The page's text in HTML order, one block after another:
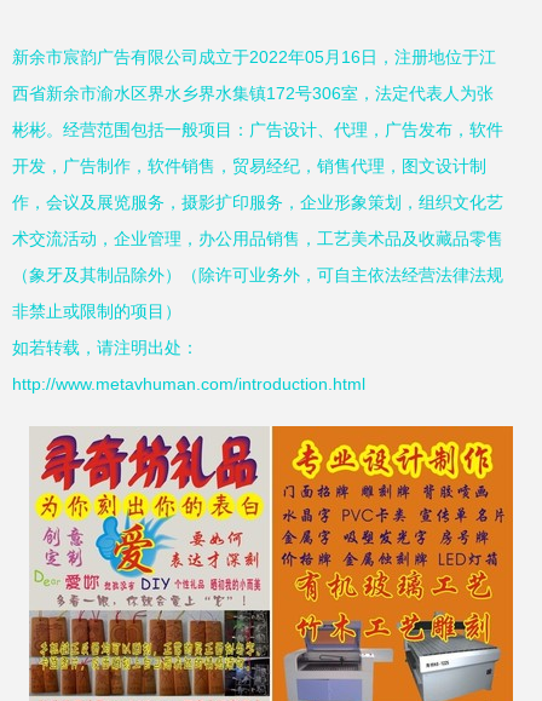
新余市宸韵广告有限公司成立于2022年05月16日，注册地位于江
西省新余市渝水区界水乡界水集镇172号306室，法定代表人为张
彬彬。经营范围包括一般项目：广告设计、代理，广告发布，软件
开发，广告制作，软件销售，贸易经纪，销售代理，图文设计制
作，会议及展览服务，摄影扩印服务，企业形象策划，组织文化艺
术交流活动，企业管理，办公用品销售，工艺美术品及收藏品零售
（象牙及其制品除外）（除许可业务外，可自主依法经营法律法规
非禁止或限制的项目）
如若转载，请注明出处：
http://www.metavhuman.com/introduction.html